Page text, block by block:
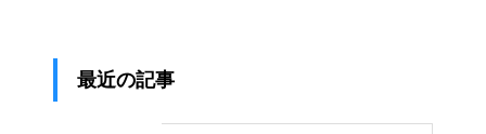
最近の記事